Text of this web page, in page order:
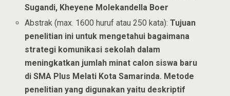
Sugandi, Kheyene Molekandella Boer
Abstrak (max. 1600 huruf atau 250 kata):Tujuan
penelitian ini untuk mengetahui bagaimana
strategi komunikasi sekolah dalam
meningkatkan jumlah minat calon siswa baru
di SMA Plus Melati Kota Samarinda. Metode
penelitian yang digunakan yaitu deskriptif